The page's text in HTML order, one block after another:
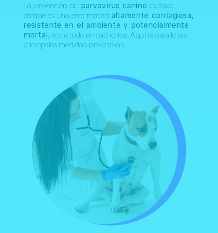
La prevención del parvovirus canino es clave
porque es una enfermedad altamente contagiosa,
resistente en el ambiente y potencialmente
mortal , sobre todo en cachorros. Aquí te detallo las
principales medidas preventivas: